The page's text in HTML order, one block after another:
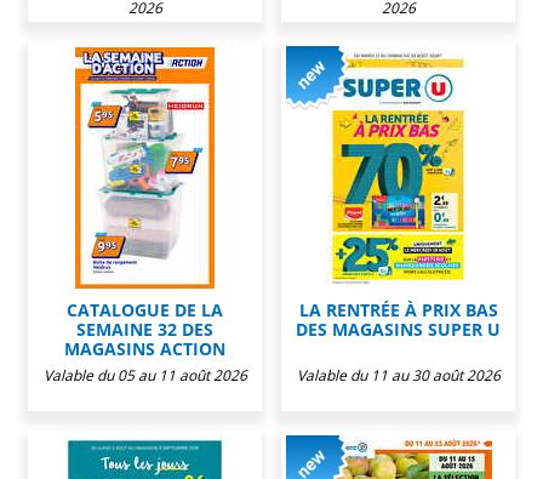
2026
2026
CATALOGUE DE LA
SEMAINE 32 DES
MAGASINS ACTION
Valable du 05 au 11 août 2026
LA RENTRÉE À PRIX BAS
DES MAGASINS SUPER U
Valable du 11 au 30 août 2026